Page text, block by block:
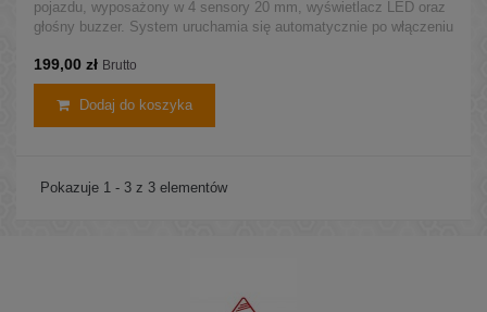
pojazdu, wyposażony w 4 sensory 20 mm, wyświetlacz LED oraz
głośny buzzer. System uruchamia się automatycznie po włączeniu
przeszkody sygnałem dźwiękowym i wizualnym. Idealny do aut z
instalacją 12 V – zapewnia większe bezpieczeństwo i komfort...
199,00 zł Brutto
Dodaj do koszyka
Pokazuje 1 - 3 z 3 elementów